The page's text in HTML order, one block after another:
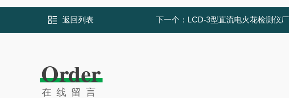
返回列表 下一个： LCD-3型直流电火花检测仪
Order
在线留言